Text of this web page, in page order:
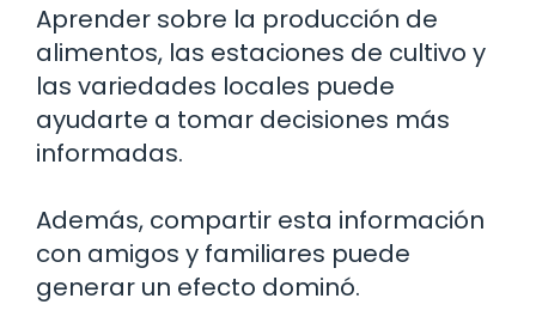
Aprender sobre la producción de
alimentos, las estaciones de cultivo y
las variedades locales puede
ayudarte a tomar decisiones más
informadas.
Además, compartir esta información
con amigos y familiares puede
generar un efecto dominó.